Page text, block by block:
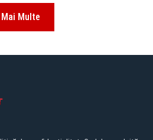
Mai Multe